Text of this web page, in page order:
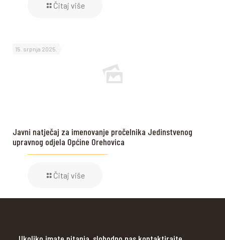
Čitaj više
15. srpnja 2025.
Javni natječaj za imenovanje pročelnika Jedinstvenog
upravnog odjela Općine Orehovica
Čitaj više